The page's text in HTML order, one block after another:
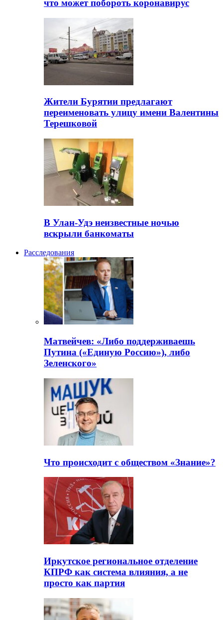
что может побороть коронавирус
Жители Бурятии предлагают
переименовать улицу имени Валентины
Терешковой
В Улан-Удэ неизвестные ночью
вскрыли банкоматы
Расследования
Матвейчев: «Либо поддерживаешь
Путина («Единую Россию»), либо
Зеленского»
Что происходит с обществом «Знание»?
Иркутское региональное отделение
КПРФ как система влияния, а не
просто как партия